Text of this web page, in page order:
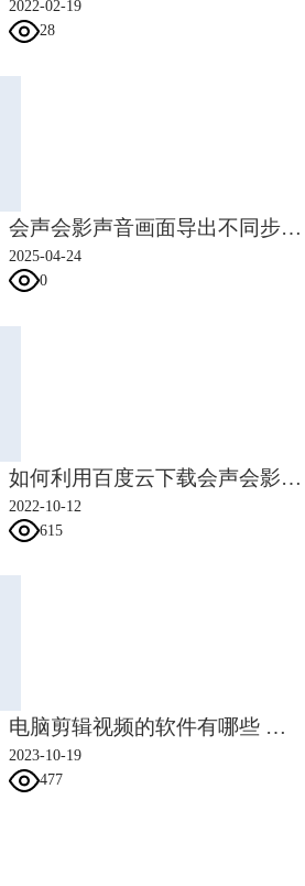
较高，特别是CPU、显卡、内存这几方面。
图4：Edius
，为大家展开介绍。
项目”，进入编辑主界面，点击【导入媒体
为菜单栏，可以对视频添加音乐、模板、滤
道为时间轴编辑区，将视频拖拽到轨道上面
图5：导入素材
上之后，左右拖动箭头到指定的时间线，点
2022-02-19
28
会声会影声音画面导出不同步 会声会影输出的画质怎么提高
2025-04-24
0
如何利用百度云下载会声会影素材礼包
2022-10-12
615
电脑剪辑视频的软件有哪些 学电脑剪辑要怎么做
2023-10-19
477